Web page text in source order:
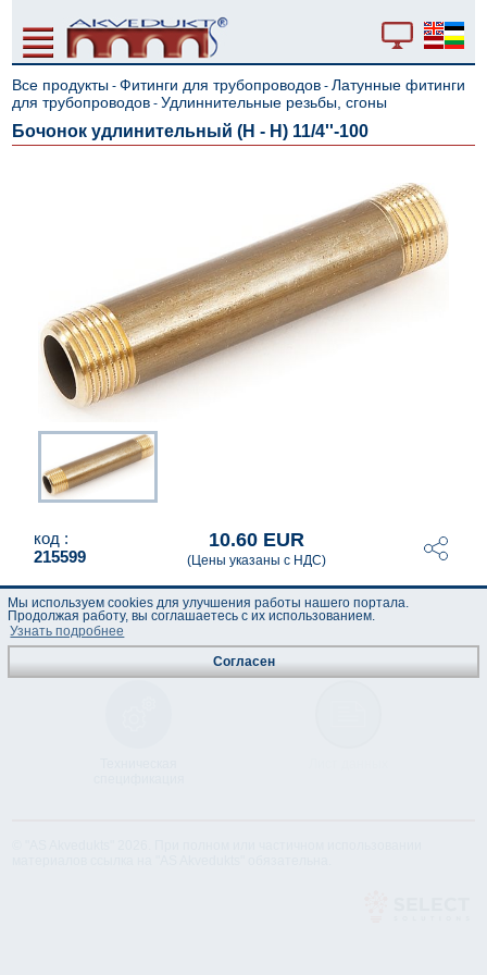
Все продукты -Фитинги для трубопроводов -Латунные фитинги
для трубопроводов -Удлиннительные резьбы, сгоны
Бочонок удлинительный (H - Н) 11/4''-100
код :
215599
10.60 EUR
(Цены указаны с НДС)
Мы используем cookies для улучшения работы нашего портала.
Продолжая работу, вы соглашаетесь с их использованием.
Узнать подробнее
Согласен